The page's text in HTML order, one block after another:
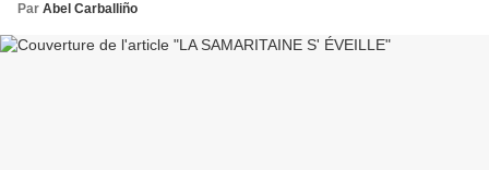
Par Abel Carballiño